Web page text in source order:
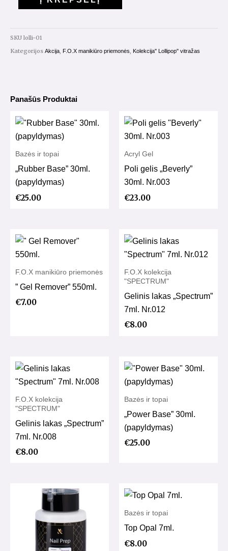
lakas
Nr.001
7ml.
SKU lolli-01
Kategorijos Akcija, F.O.X manikiūro priemonės, Kolekcija" Lollipop" vitražas
Panašūs Produktai
Bazės ir topai
„Rubber Base” 30ml.
(papyldymas)
€25.00
Acryl Gel
Poli gelis „Beverly”
30ml. Nr.003
€23.00
F.O.X manikiūro priemonės
” Gel Remover” 550ml.
€7.00
F.O.X kolekcija
"SPECTRUM"
Gelinis lakas „Spectrum”
7ml. Nr.012
€8.00
F.O.X kolekcija
"SPECTRUM"
Gelinis lakas „Spectrum”
7ml. Nr.008
€8.00
Bazės ir topai
„Power Base” 30ml.
(papyldymas)
€25.00
Bazės ir topai
Top Opal 7ml.
€8.00